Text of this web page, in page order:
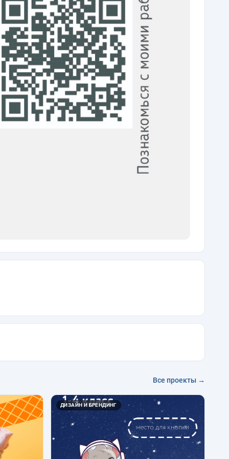
Все проекты →
ДИЗАЙН И БРЕНДИНГ